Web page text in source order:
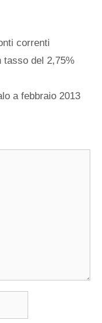
correnti
tasso del 2,75%
a febbraio 2013